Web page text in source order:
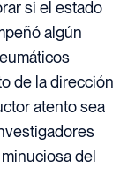
si el estado
algún
de la dirección
atento sea
del